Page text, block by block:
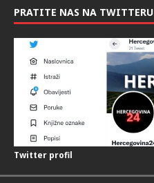
PRATITE NAS NA TWITTERU
Twitter profil